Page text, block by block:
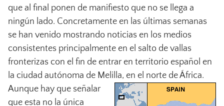
que al final ponen de manifiesto que no se llega a
ningún lado. Concretamente en las últimas semanas
se han venido mostrando noticias en los medios
consistentes principalmente en el salto de vallas
fronterizas con el fin de entrar en territorio español en
la ciudad autónoma de Melilla, en el norte de África.
Aunque hay que señalar
que esta no la única